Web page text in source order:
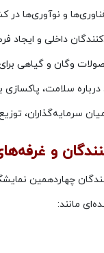
و نوآوری‌ها در
داخلی و ایجاد
وگان و گیاهی
سلامت، پاکسازی
سرمایه‌گذاران،
و
چهاردهمین
مانند: